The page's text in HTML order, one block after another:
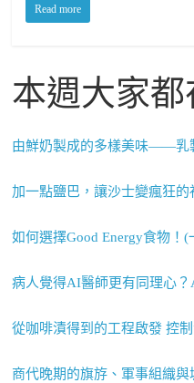
Read more
本週大家都
由鮮奶製成的多樣美味——乳
加一點鹽巴，讓沙士變瘋狂的
如何選擇Good Energy食物！(
病人覺得AI醫師更有同理心？
從咖啡漬得到的工程啟發 控
商代晚期的旗斿、軍事組織與